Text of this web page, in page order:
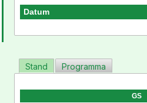
Datum
Stand Programma
GS